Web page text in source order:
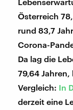
Österreich
rund 83,7
Corona-
Da lag die
79,64 Jahren,
Vergleich: In
derzeit eine